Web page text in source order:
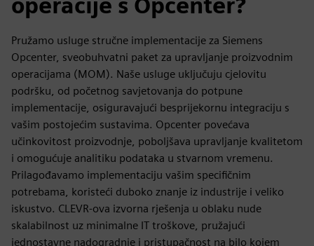
Pružamo usluge stručne implementacije za Siemens
Opcenter, sveobuhvatni paket za upravljanje proizvodnim
operacijama (MOM). Naše usluge uključuju cjelovitu
podršku, od početnog savjetovanja do potpune
implementacije, osiguravajući besprijekornu integraciju s
vašim postojećim sustavima. Opcenter povećava
učinkovitost proizvodnje, poboljšava upravljanje kvalitetom
i omogućuje analitiku podataka u stvarnom vremenu.
Prilagođavamo implementaciju vašim specifičnim
potrebama, koristeći duboko znanje iz industrije i veliko
iskustvo. CLEVR-ova izvorna rješenja u oblaku nude
skalabilnost uz minimalne IT troškove, pružajući
jednostavne nadogradnje i pristupačnost na bilo kojem